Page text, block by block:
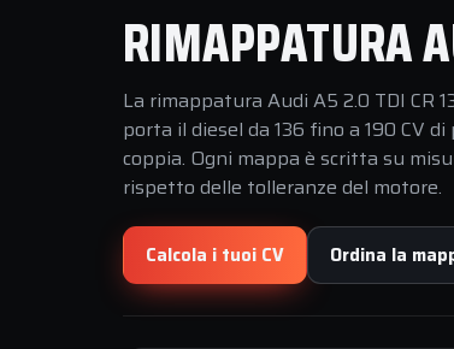
RIMAPPATURA
La rimappatura Audi A5 2.0 TDI CR
porta il diesel da 136 fino a 190 CV
coppia. Ogni mappa è scritta su
rispetto delle tolleranze del motore.
Calcola i tuoi CV Ordina la